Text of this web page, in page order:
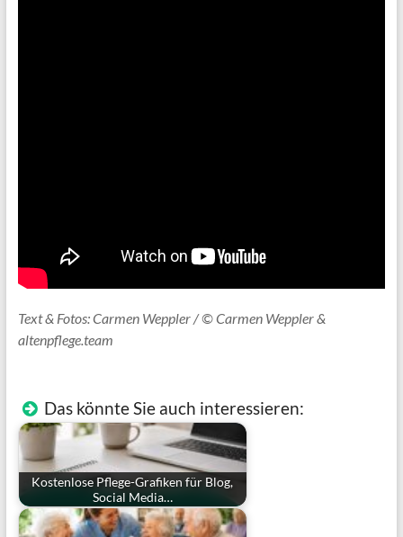
Text & Fotos: Carmen Weppler / © Carmen Weppler &
altenpflege.team
Das könnte Sie auch interessieren:
Kostenlose Pflege-Grafiken für Blog,
Social Media…